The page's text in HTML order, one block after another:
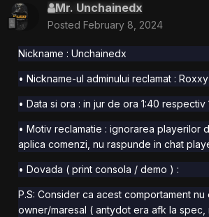
Mr. Unchainedx
Posted February 8, 2024
Nickname : Unchainedx
• Nickname-ul adminului reclamat :
• Data si ora : in jur de ora 1:40 respectiv
• Motiv reclamatie : ignorarea playerilor
aplica comenzi, nu raspunde in chat
• Dovada ( print consola / demo ) :
P.S: Consider ca acest comportament
owner/maresal ( antydot era afk la spec,